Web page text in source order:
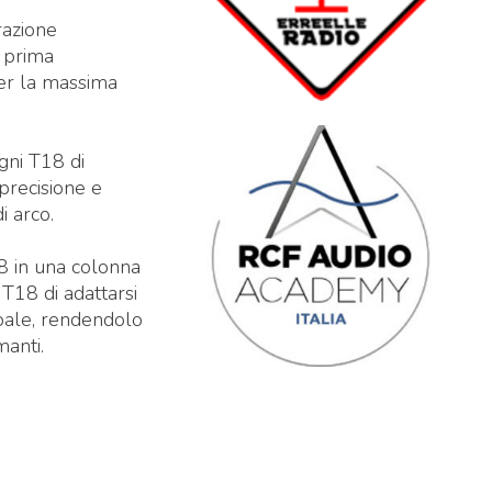
la massima
T18 di
e
arco.
in una colonna
di adattarsi
rendendolo